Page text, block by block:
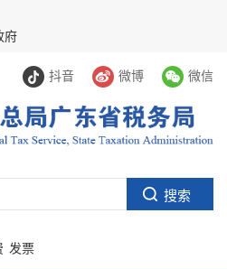
府
抖音 微博 微信
发票